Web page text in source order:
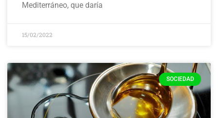
Mediterráneo, que daría
15/02/2022
SOCIEDAD